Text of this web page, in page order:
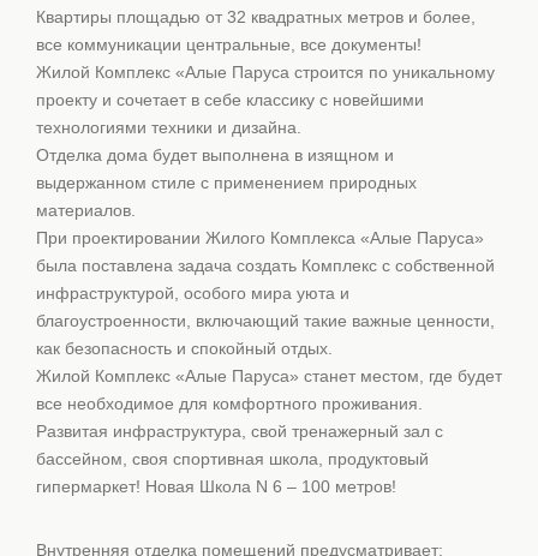
Квартиры площадью от 32 квадратных метров и более,
все коммуникации центральные, все документы!
Жилой Комплекс «Алые Паруса строится по уникальному
проекту и сочетает в себе классику с новейшими
технологиями техники и дизайна.
Отделка дома будет выполнена в изящном и
выдержанном стиле с применением природных
материалов.
При проектировании Жилого Комплекса «Алые Паруса»
была поставлена задача создать Комплекс с собственной
инфраструктурой, особого мира уюта и
благоустроенности, включающий такие важные ценности,
как безопасность и спокойный отдых.
Жилой Комплекс «Алые Паруса» станет местом, где будет
все необходимое для комфортного проживания.
Развитая инфраструктура, свой тренажерный зал с
бассейном, своя спортивная школа, продуктовый
гипермаркет! Новая Школа N 6 – 100 метров!
Внутренняя отделка помещений предусматривает: